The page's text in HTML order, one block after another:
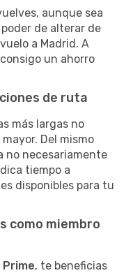
aunque sea
de alterar de
a Madrid. A
un ahorro
de ruta
más largas no
Del mismo
no necesariamente
tiempo a
disponibles para tu
como miembro
Prime, te beneficias